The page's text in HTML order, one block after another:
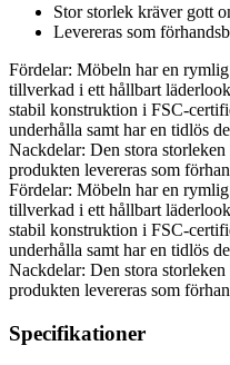
Stor storlek kräver gott
Levereras som
Fördelar: Möbeln har en
tillverkad i ett hållbart
stabil konstruktion i FSC-
underhålla samt har en tidlös
Nackdelar: Den stora
produkten levereras som
Fördelar: Möbeln har en
tillverkad i ett hållbart
stabil konstruktion i FSC-
underhålla samt har en tidlös
Nackdelar: Den stora
produkten levereras som
Specifikationer